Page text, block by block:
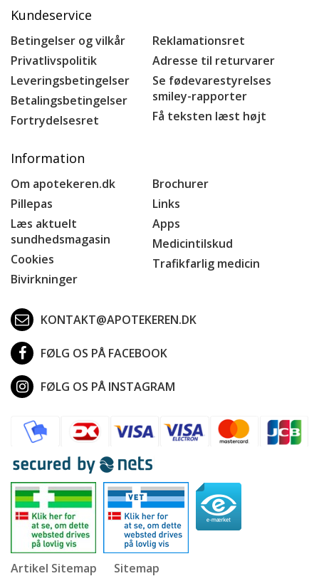
Kundeservice
Betingelser og vilkår
Privatlivspolitik
Leveringsbetingelser
Betalingsbetingelser
Fortrydelsesret
Reklamationsret
Adresse til returvarer
Se fødevarestyrelses
smiley-rapporter
Få teksten læst højt
Information
Om apotekeren.dk
Pillepas
Læs aktuelt
sundhedsmagasin
Cookies
Bivirkninger
Brochurer
Links
Apps
Medicintilskud
Trafikfarlig medicin
KONTAKT@APOTEKEREN.DK
FØLG OS PÅ FACEBOOK
FØLG OS PÅ INSTAGRAM
Artikel Sitemap Sitemap